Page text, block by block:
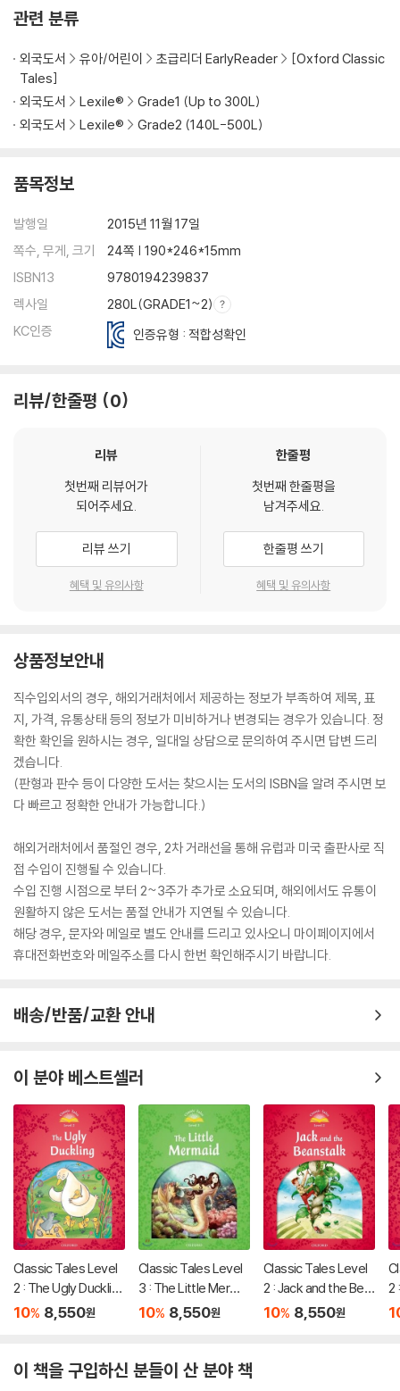
관련 분류
외국도서 유아/어린이 초급리더 EarlyReader
[Oxford Classic
Tales]
외국도서
Lexile®
Grade1 (Up to 300L)
외국도서
Lexile® Grade2 (140L-500L)
품목정보
발행일
2015년 11월 17일
쪽수, 무게, 크기
24쪽 | 190*246*15mm
ISBN13
9780194239837
렉사일
280L(GRADE1~2)
KC인증
인증유형 : 적합성확인
리뷰/한줄평 0
리뷰
첫번째 리뷰어가
되어주세요.
리뷰 쓰기
혜택 및 유의사항
한줄평
첫번째 한줄평을
남겨주세요.
한줄평 쓰기
혜택 및 유의사항
상품정보안내
직수입외서의 경우, 해외거래처에서 제공하는 정보가 부족하여 제목, 표
지, 가격, 유통상태 등의 정보가 미비하거나 변경되는 경우가 있습니다. 정
확한 확인을 원하시는 경우, 일대일 상담으로 문의하여 주시면 답변 드리
겠습니다.
(판형과 판수 등이 다양한 도서는 찾으시는 도서의 ISBN을 알려 주시면 보
다 빠르고 정확한 안내가 가능합니다.)
해외거래처에서 품절인 경우, 2차 거래선을 통해 유럽과 미국 출판사로 직
접 수입이 진행될 수 있습니다.
수입 진행 시점으로 부터 2~3주가 추가로 소요되며, 해외에서도 유통이
원활하지 않은 도서는 품절 안내가 지연될 수 있습니다.
해당 경우, 문자와 메일로 별도 안내를 드리고 있사오니 마이페이지에서
휴대전화번호와 메일주소를 다시 한번 확인해주시기 바랍니다.
배송/반품/교환 안내
이 분야 베스트셀러
Classic Tales Level
2 : The Ugly Ducklin
g
10% 8,550원
Classic Tales Level
3 : The Little Mermai
d
10% 8,550원
Classic Tales Level
2 : Jack and the Bea
nstalk
10% 8,550원
2
이 책을 구입하신 분들이 산 분야 책